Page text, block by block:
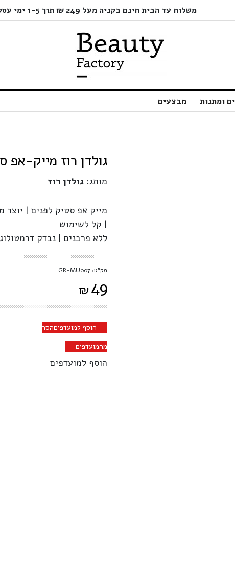
משלוח עד הבית חינם בקניה מעל 249 ₪ תוך 1-5 ימי עסקים בלבד!
ומתנות מבצעים
גולדן רוז מייק-אפ
מותג: גולדן רוז
מייק אפ סטיק לפנים | יוצר
| קל לשימוש
ללא פרבנים | נבדק
מק"ט: GR-MU007
₪49
הוסף למועדפיםהסר
מהמועדפים
הוסף למועדפים